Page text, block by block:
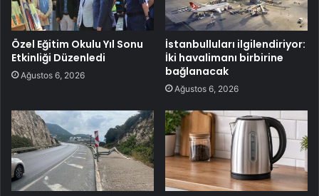
Özel Eğitim Okulu Yıl Sonu
Etkinliği Düzenledi
Ağustos 6, 2026
İstanbulluları ilgilendiriyor:
İki havalimanı birbirine
bağlanacak
Ağustos 6, 2026